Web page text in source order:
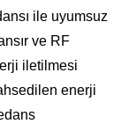
ile uyumsuz
ve RF
iletilmesi
enerji